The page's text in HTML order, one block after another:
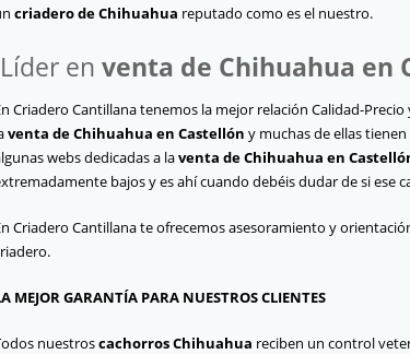
criadero de Chihuahua reputado como es el nuestro.
en venta de Chihuahua en
Criadero Cantillana tenemos la mejor relación Calidad-
venta de Chihuahua en Castellón y muchas de ellas
webs dedicadas a laventa de Chihuahua en
bajos y es ahí cuando debéis dudar de si ese
Criadero Cantillana te ofrecemos asesoramiento y
MEJOR GARANTÍA PARA NUESTROS CLIENTES
nuestroscachorros Chihuahua reciben un control